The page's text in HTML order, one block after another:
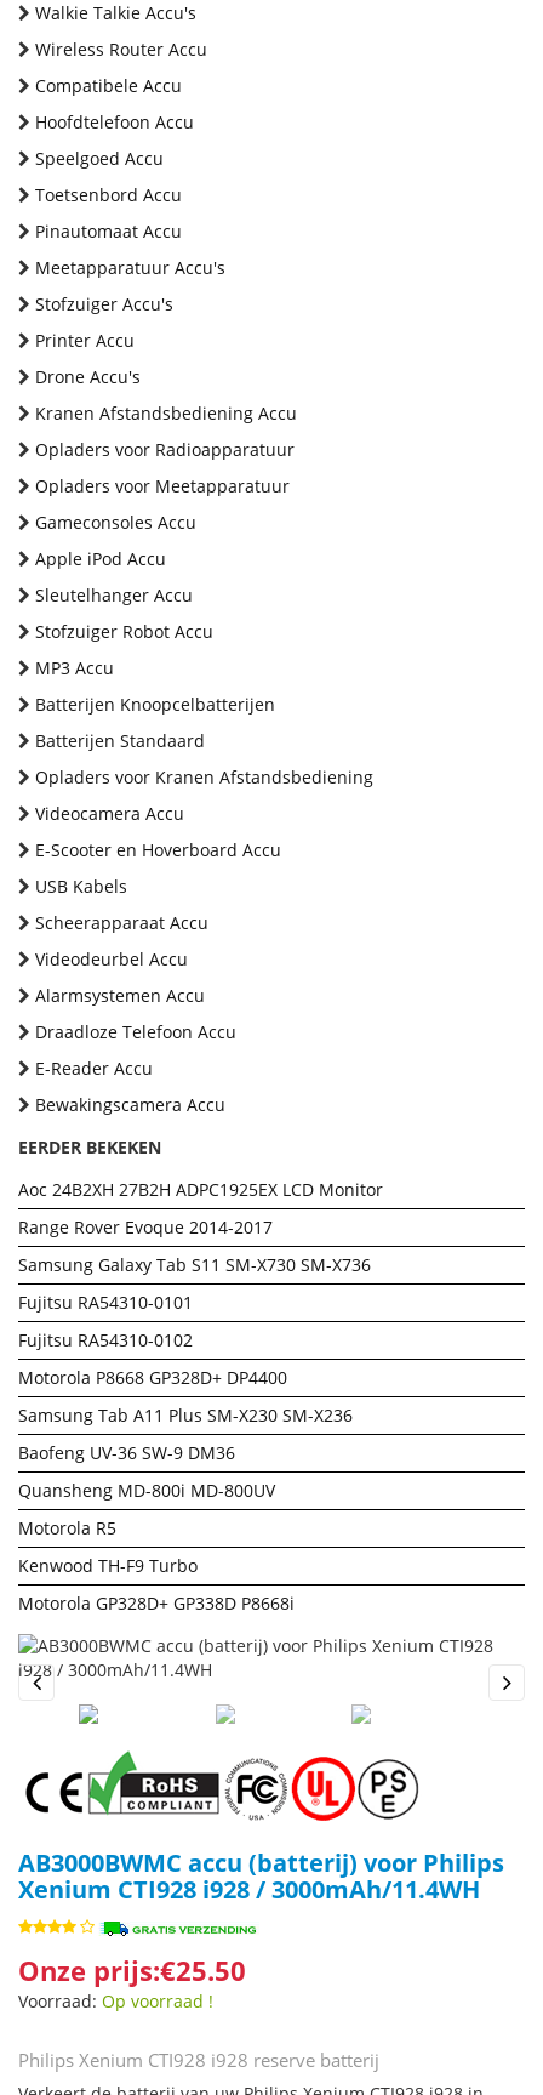
Walkie Talkie Accu's
Wireless Router Accu
Compatibele Accu
Hoofdtelefoon Accu
Speelgoed Accu
Toetsenbord Accu
Pinautomaat Accu
Meetapparatuur Accu's
Stofzuiger Accu's
Printer Accu
Drone Accu's
Kranen Afstandsbediening Accu
Opladers voor Radioapparatuur
Opladers voor Meetapparatuur
Gameconsoles Accu
Apple iPod Accu
Sleutelhanger Accu
Stofzuiger Robot Accu
MP3 Accu
Batterijen Knoopcelbatterijen
Batterijen Standaard
Opladers voor Kranen Afstandsbediening
Videocamera Accu
E-Scooter en Hoverboard Accu
USB Kabels
Scheerapparaat Accu
Videodeurbel Accu
Alarmsystemen Accu
Draadloze Telefoon Accu
E-Reader Accu
Bewakingscamera Accu
EERDER BEKEKEN
Aoc 24B2XH 27B2H ADPC1925EX LCD Monitor
Range Rover Evoque 2014-2017
Samsung Galaxy Tab S11 SM-X730 SM-X736
Fujitsu RA54310-0101
Fujitsu RA54310-0102
Motorola P8668 GP328D+ DP4400
Samsung Tab A11 Plus SM-X230 SM-X236
Baofeng UV-36 SW-9 DM36
Quansheng MD-800i MD-800UV
Motorola R5
Kenwood TH-F9 Turbo
Motorola GP328D+ GP338D P8668i
Previous
AB3000BWMC accu (batterij) voor Philips
Xenium CTI928 i928 / 3000mAh/11.4WH
Onze prijs:€25.50
Voorraad: Op voorraad !
Philips Xenium CTI928 i928 reserve batterij